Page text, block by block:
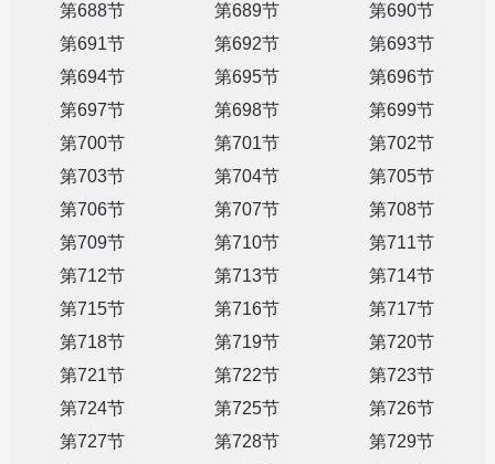
第688节
第689节
第690节
第691节
第692节
第693节
第694节
第695节
第696节
第697节
第698节
第699节
第700节
第701节
第702节
第703节
第704节
第705节
第706节
第707节
第708节
第709节
第710节
第711节
第712节
第713节
第714节
第715节
第716节
第717节
第718节
第719节
第720节
第721节
第722节
第723节
第724节
第725节
第726节
第727节
第728节
第729节